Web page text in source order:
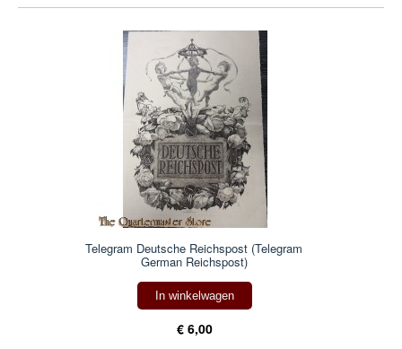
Telegram Deutsche Reichspost (Telegram
German Reichspost)
In winkelwagen
€ 6,00